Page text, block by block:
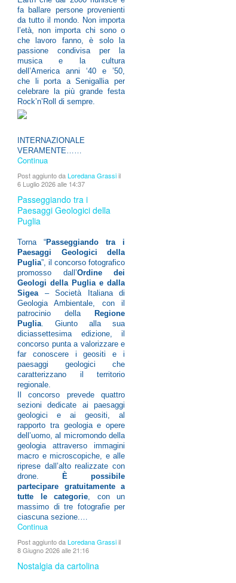
fa ballare persone provenienti
da tutto il mondo. Non importa
l’età, non importa chi sono o
che lavoro fanno, è solo la
passione condivisa per la
musica e la cultura
dell’America anni ‘40 e ’50,
che li porta a Senigallia per
celebrare la più grande festa
Rock’n’Roll di sempre.
INTERNAZIONALE
VERAMENTE……
Continua
Post aggiunto daLoredana Grassiil
6 Luglio 2026 alle 14:37
Passeggiando tra i
Paesaggi Geologici della
Puglia
Torna “Passeggiando tra i
Paesaggi Geologici della
Puglia”, il concorso fotografico
promosso dall’Ordine dei
Geologi della Puglia e dalla
Sigea – Società Italiana di
Geologia Ambientale, con il
patrocinio della Regione
Puglia . Giunto alla sua
diciassettesima edizione, il
concorso punta a valorizzare e
far conoscere i geositi e i
paesaggi geologici che
caratterizzano il territorio
regionale.
Il concorso prevede quattro
sezioni dedicate ai paesaggi
geologici e ai geositi, al
rapporto tra geologia e opere
dell’uomo, al micromondo della
geologia attraverso immagini
macro e microscopiche, e alle
riprese dall’alto realizzate con
drone. È possibile
partecipare gratuitamente a
tutte le categorie , con un
massimo di tre fotografie per
ciascuna sezione.…
Continua
Post aggiunto daLoredana Grassiil
8 Giugno 2026 alle 21:16
Nostalgia da cartolina